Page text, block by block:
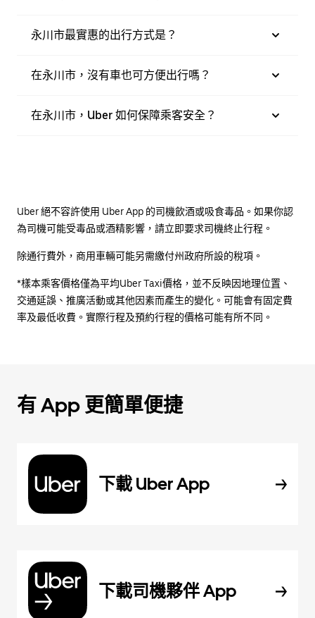
永川市最實惠的出行方式是？
在永川市，沒有車也可方便出行嗎？
在永川市，Uber 如何保障乘客安全？
Uber 絕不容許使用 Uber App 的司機飲酒或吸食毒品。如果你認
為司機可能受毒品或酒精影響，請立即要求司機終止行程。
除通行費外，商用車輛可能另需繳付州政府所設的稅項。
*樣本乘客價格僅為平均Uber Taxi價格，並不反映因地理位置、
交通延誤、推廣活動或其他因素而產生的變化。可能會有固定費
率及最低收費。實際行程及預約行程的價格可能有所不同。
有 App 更簡單便捷
下載 Uber App
下載司機夥伴 App